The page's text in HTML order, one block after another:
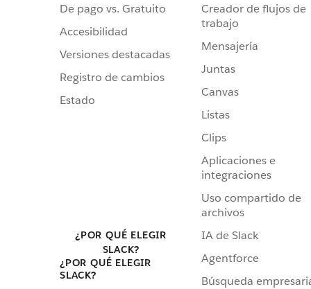
De pago vs. Gratuito
Accesibilidad
Versiones destacadas
Registro de cambios
Estado
¿POR QUÉ ELEGIR
SLACK?
¿POR QUÉ ELEGIR
SLACK?
Creador de flujos de
trabajo
Mensajería
Juntas
Canvas
Listas
Clips
Aplicaciones e
integraciones
Uso compartido de
archivos
IA de Slack
Agentforce
Búsqueda